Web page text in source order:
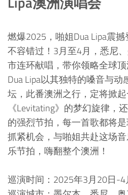
燃爆2025，啪姐Dua Lipa震
不容错过！3月至4月，悉尼
市连环献唱，带你领略全球顶
Dua Lipa以其独特的嗓音与
坛，此番澳洲之行，定将掀
《Levitating》的梦幻旋律，
的强烈节拍，每一首歌都将是
抓紧机会，与啪姐共赴这场
乐节拍，嗨翻整个澳洲！
巡演时间：2025年3月20日-4